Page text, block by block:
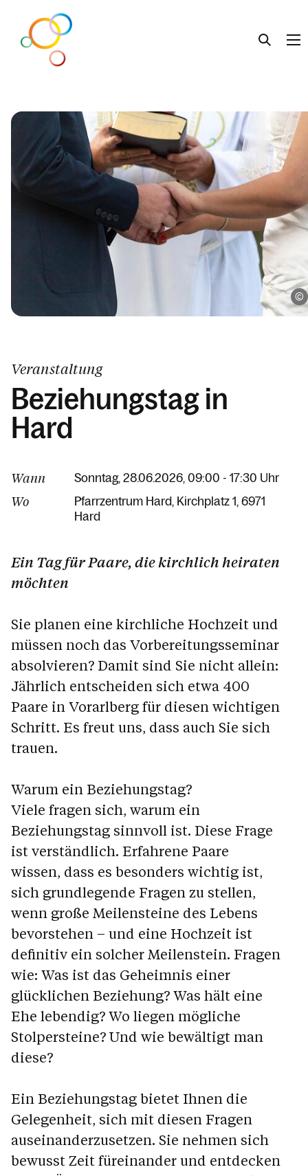
Lebens.Beratung
Liebe.Leben
Familie.Leben
Getrennt.Leben
Veranstaltung
Beziehungstag in
Hard
Wann Sonntag, 28.06.2026, 09:00 - 17:30 Uhr
Wo Pfarrzentrum Hard Kirchplatz 1 6971
Hard
Ein Tag für Paare, die kirchlich heiraten
möchten
Sie planen eine kirchliche Hochzeit und
müssen noch das Vorbereitungsseminar
absolvieren? Damit sind Sie nicht allein:
Jährlich entscheiden sich etwa 400
Paare in Vorarlberg für diesen wichtigen
Schritt. Es freut uns, dass auch Sie sich
trauen.
Warum ein Beziehungstag?
Viele fragen sich, warum ein
Beziehungstag sinnvoll ist. Diese Frage
ist verständlich. Erfahrene Paare
wissen, dass es besonders wichtig ist,
sich grundlegende Fragen zu stellen,
wenn große Meilensteine des Lebens
bevorstehen – und eine Hochzeit ist
definitiv ein solcher Meilenstein. Fragen
wie: Was ist das Geheimnis einer
glücklichen Beziehung? Was hält eine
Ehe lebendig? Wo liegen mögliche
Stolpersteine? Und wie bewältigt man
diese?
Ein Beziehungstag bietet Ihnen die
Gelegenheit, sich mit diesen Fragen
auseinanderzusetzen. Sie nehmen sich
bewusst Zeit füreinander und entdecken